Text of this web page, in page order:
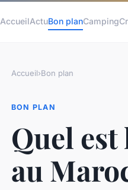
AccueilActuBon planCamping
Accueil›Bon plan
BON PLAN
Quel
au